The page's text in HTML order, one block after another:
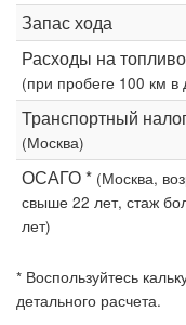
Запас хода
Расходы на
(при пробеге 100 км в
Транспортный
(Москва)
ОСАГО * (Москва,
свыше 22 лет, стаж
лет)
* Воспользуйтесь
детального расчета.